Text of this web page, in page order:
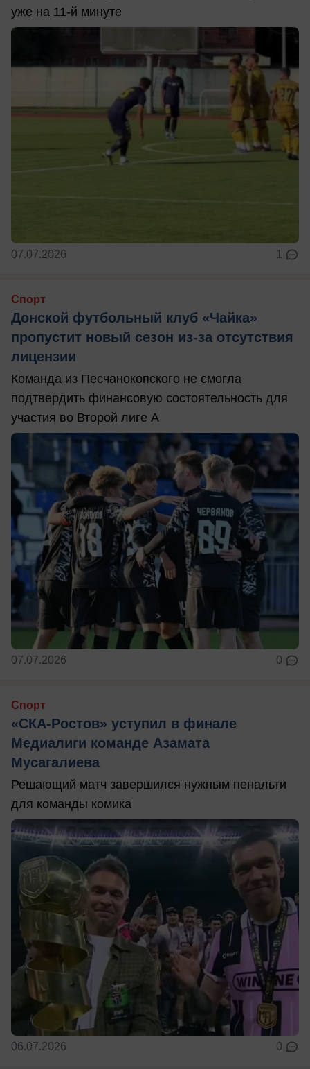
уже на 11-й минуте
07.07.2026 1
Спорт
Донской футбольный клуб «Чайка»
пропустит новый сезон из-за отсутствия
лицензии
Команда из Песчанокопского не смогла
подтвердить финансовую состоятельность для
участия во Второй лиге А
07.07.2026 0
Спорт
«СКА-Ростов» уступил в финале
Медиалиги команде Азамата
Мусагалиева
Решающий матч завершился нужным пенальти
для команды комика
06.07.2026 0